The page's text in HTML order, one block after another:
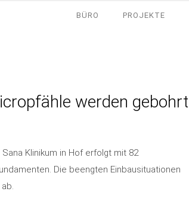
BÜRO PROJEKTE
werden gebohrt
Klinikum in Hof erfolgt mit 82
Die beengten Einbausituationen